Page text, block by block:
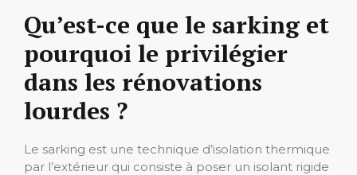
Qu’est-ce que le sarking et
pourquoi le privilégier
dans les rénovations
lourdes ?
Le sarking est une technique d’isolation thermique
par l’extérieur qui consiste à poser un isolant rigide